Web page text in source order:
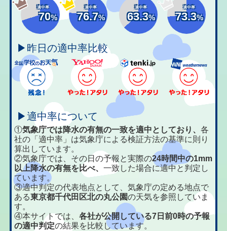
適中率
70%
適中率
76.7%
適中率
63.3%
適中率
73.3%
▶昨日の適中率比較
▶適中率について
①気象庁では降水の有無の一致を適中としており、各
社の「適中率」は気象庁による検証方法の基準に則り
算出しています。
②気象庁では、その日の予報と実際の24時間中の1mm
以上降水の有無を比べ、一致した場合に適中と判定し
ています。
③適中判定の代表地点として、気象庁の定める地点で
ある東京都千代田区北の丸公園の天気を参照していま
す。
④本サイトでは、各社が公開している7日前0時の予報
の適中判定の結果を比較しています。